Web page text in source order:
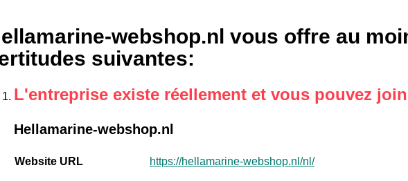
webshop.nl vous offre au
suivantes:
L'entreprise existe réellement et vous pouvez
Hellamarine-webshop.nl
Website URL https://hellamarine-webshop.nl/nl/